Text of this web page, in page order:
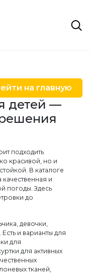
на главную
детей —
подходить
красивой, но и
В каталоге
и
погоды. Здесь
до
девочки,
и варианты для
для
для активных
тканей,